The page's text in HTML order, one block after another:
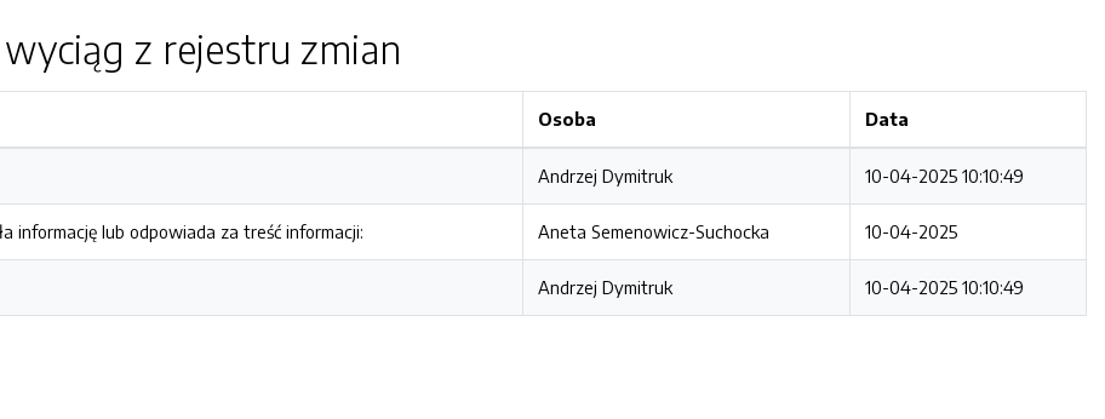
z rejestru zmian
Osoba Data
Andrzej Dymitruk 10-04-2025 10:10:49
informację lub odpowiada za treść informacji: Aneta Semenowicz-Suchocka 10-04-2025
Andrzej Dymitruk 10-04-2025 10:10:49